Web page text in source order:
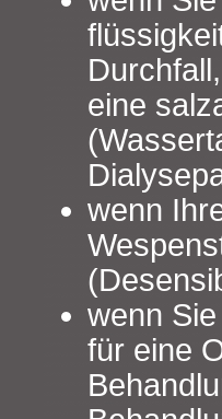
eine
wenn
wenn
für eine